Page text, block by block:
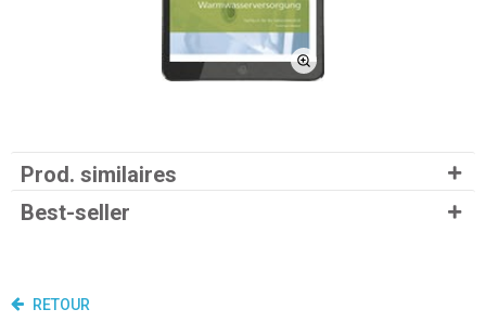
Prod. similaires
Best-seller
RETOUR